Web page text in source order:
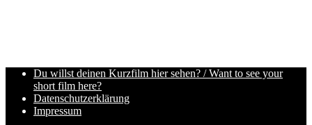
Du willst deinen Kurzfilm hier sehen? / Want to see your
short film here?
Datenschutzerklärung
Impressum